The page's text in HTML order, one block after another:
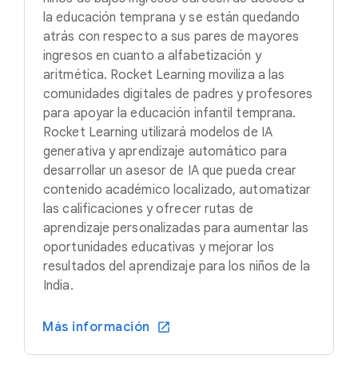
la educación temprana y se están quedando
atrás con respecto a sus pares de mayores
ingresos en cuanto a alfabetización y
aritmética. Rocket Learning moviliza a las
comunidades digitales de padres y profesores
para apoyar la educación infantil temprana.
Rocket Learning utilizará modelos de IA
generativa y aprendizaje automático para
desarrollar un asesor de IA que pueda crear
contenido académico localizado, automatizar
las calificaciones y ofrecer rutas de
aprendizaje personalizadas para aumentar las
oportunidades educativas y mejorar los
resultados del aprendizaje para los niños de la
India.
Más información